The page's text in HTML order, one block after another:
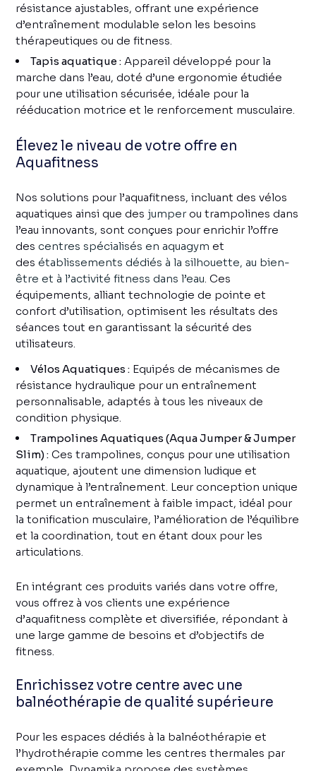
résistance ajustables, offrant une expérience
d’entraînement modulable selon les besoins
thérapeutiques ou de fitness.
Tapis aquatique : Appareil développé pour la
marche dans l’eau, doté d’une ergonomie étudiée
pour une utilisation sécurisée, idéale pour la
rééducation motrice et le renforcement musculaire.
Élevez le niveau de votre offre en
Aquafitness
Nos solutions pour l’aquafitness, incluant des vélos
aquatiques ainsi que des jumperou trampolines dans
l’eau innovants, sont conçues pour enrichir l’offre
des centres spécialisés en aquagym et
des établissements dédiés à la silhouette, au bien-
être et à l’activité fitness dans l’eau. Ces
équipements, alliant technologie de pointe et
confort d’utilisation, optimisent les résultats des
séances tout en garantissant la sécurité des
utilisateurs.
Vélos Aquatiques : Equipés de mécanismes de
résistance hydraulique pour un entraînement
personnalisable, adaptés à tous les niveaux de
condition physique.
Trampolines Aquatiques (Aqua Jumper & Jumper
Slim) : Ces trampolines, conçus pour une utilisation
aquatique, ajoutent une dimension ludique et
dynamique à l’entraînement. Leur conception unique
permet un entraînement à faible impact, idéal pour
la tonification musculaire, l’amélioration de l’équilibre
et la coordination, tout en étant doux pour les
articulations.
En intégrant ces produits variés dans votre offre,
vous offrez à vos clients une expérience
d’aquafitness complète et diversifiée, répondant à
une large gamme de besoins et d’objectifs de
fitness.
Enrichissez votre centre avec une
balnéothérapie de qualité supérieure
Pour les espaces dédiés à la balnéothérapie et
l’hydrothérapie comme les centres thermales par